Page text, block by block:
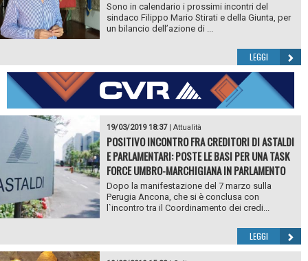
Sono in calendario i prossimi incontri del
sindaco Filippo Mario Stirati e della Giunta, per
un bilancio dell’azione di ...
LEGGI
19/03/2019 18:37| Attualità
POSITIVO INCONTRO FRA CREDITORI DI ASTALDI
E PARLAMENTARI: POSTE LE BASI PER UNA TASK
FORCE UMBRO-MARCHIGIANA IN PARLAMENTO
Dopo la manifestazione del 7 marzo sulla
Perugia Ancona, che si è conclusa con
l`incontro tra il Coordinamento dei credi...
LEGGI